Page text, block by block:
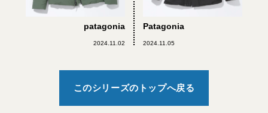
patagonia
2024.11.02
Patagonia
2024.11.05
このシリーズのトップへ戻る